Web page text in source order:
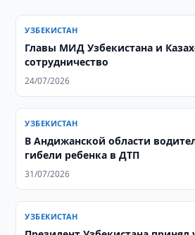
УЗБЕКИСТАН
Главы МИД Узбекистана и
сотрудничество
24/07/2026
УЗБЕКИСТАН
В Андижанской области
гибели ребенка в ДТП
31/07/2026
УЗБЕКИСТАН